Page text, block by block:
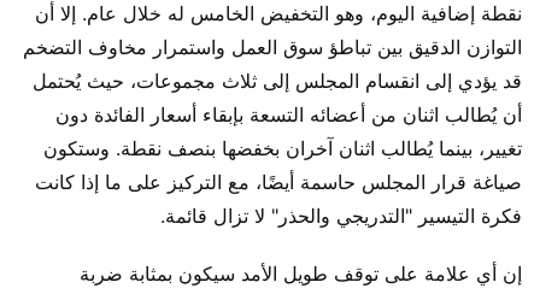
نقطة إضافية اليوم، وهو التخفيض الخامس له خلال عام. إلا أن
التوازن الدقيق بين تباطؤ سوق العمل واستمرار مخاوف التضخم
قد يؤدي إلى انقسام المجلس إلى ثلاث مجموعات، حيث يُحتمل
أن يُطالب اثنان من أعضائه التسعة بإبقاء أسعار الفائدة دون
تغيير، بينما يُطالب اثنان آخران بخفضها بنصف نقطة. وستكون
صياغة قرار المجلس حاسمة أيضًا، مع التركيز على ما إذا كانت
فكرة التيسير "التدريجي والحذر" لا تزال قائمة.
إن أي علامة على توقف طويل الأمد سيكون بمثابة ضربة